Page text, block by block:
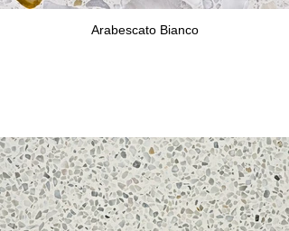
Arabescato Bianco